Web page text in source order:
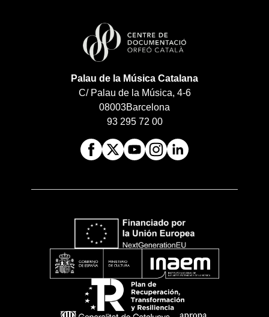
Palau de la Música Catalana
C/ Palau de la Música, 4-6
08003Barcelona
93 295 72 00